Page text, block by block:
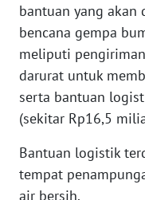
bantuan yang
bencana gempa
meliputi
darurat untuk
serta bantuan
(sekitar Rp16,5
Bantuan logistik
tempat
air bersih.
WN
PAPUA
BARAT
WN
RIAU
WN